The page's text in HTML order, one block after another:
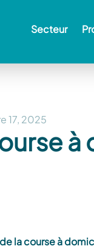
Secteur
17, 2025
à
la course à